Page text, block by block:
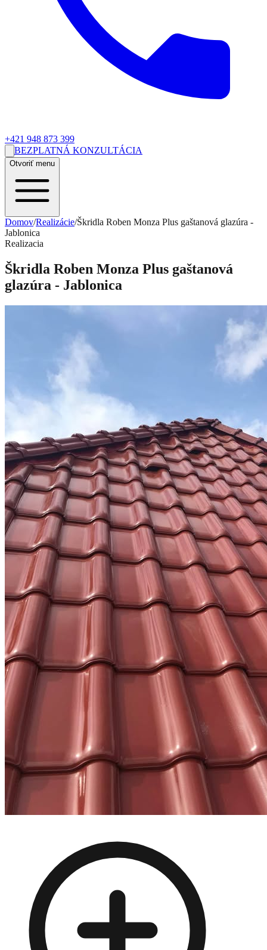
+421 948 873 399
BEZPLATNÁ KONZULTÁCIA
Otvoriť menu
Domov/Realizácie/Škridla Roben Monza Plus gaštanová glazúra -
Jablonica
Realizacia
Škridla Roben Monza Plus gaštanová
glazúra - Jablonica